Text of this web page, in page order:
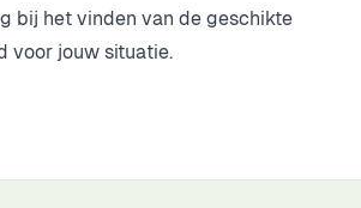
bij het vinden van de geschikte
voor jouw situatie.